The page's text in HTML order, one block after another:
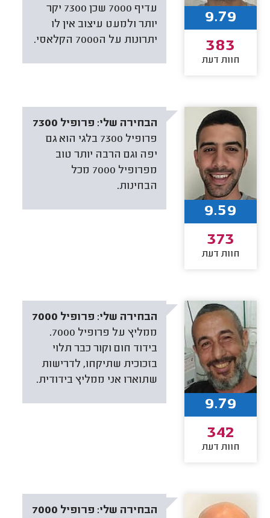
עדיף 7000 שכן 7300 יקר
יותר ולמעט עיצוב אין לו
יתרונות על ה7000 הקלאסי.
9.79
383
חוות דעת
הבחירה שלי: פרופיל 7300
פרופיל 7300 בלגי הוא גם
יפה וגם הרבה יותר טוב
מפרופיל 7000 מכל
הבחינות.
9.59
373
חוות דעת
הבחירה שלי: פרופיל 7000
ממליץ על פרופיל 7000.
בידוד חום וקור כבר תלוי
בזכוכית שתיקחו, לדרישות
שתוארו אני ממליץ בידודית.
9.79
342
חוות דעת
הבחירה שלי: פרופיל 7000